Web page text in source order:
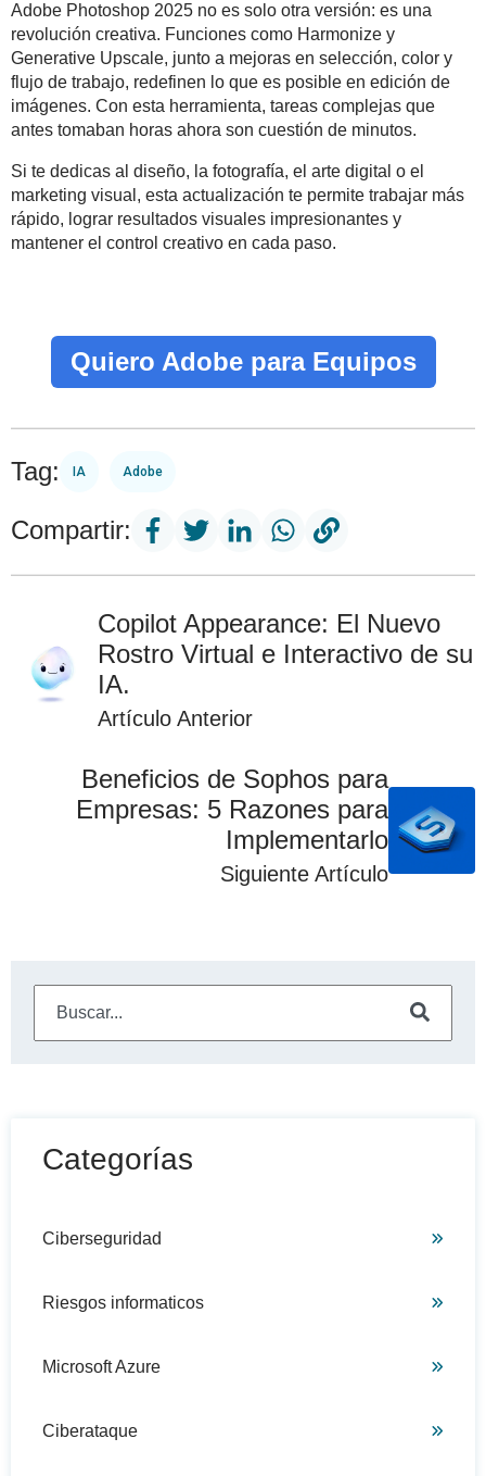
Adobe Photoshop 2025 no es solo otra versión: es una
revolución creativa. Funciones como Harmonize y
Generative Upscale, junto a mejoras en selección, color y
flujo de trabajo, redefinen lo que es posible en edición de
imágenes. Con esta herramienta, tareas complejas que
antes tomaban horas ahora son cuestión de minutos.
Si te dedicas al diseño, la fotografía, el arte digital o el
marketing visual, esta actualización te permite trabajar más
rápido, lograr resultados visuales impresionantes y
mantener el control creativo en cada paso.
Quiero Adobe para Equipos
Tag: IA Adobe
Compartir:
Copilot Appearance: El Nuevo
Rostro Virtual e Interactivo de su
IA.
Artículo Anterior
Beneficios de Sophos para
Empresas: 5 Razones para
Implementarlo
Siguiente Artículo
Categorías
Ciberseguridad
Riesgos informaticos
Microsoft Azure
Ciberataque